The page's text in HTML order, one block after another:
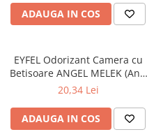
Produse Dezinfectante-
Antibacteriene
Baie
Bucatarie
Daunatoare
ADAUGA IN COS
EYFEL Odorizant Camera cu
Betisoare ANGEL MELEK (Anti
Tabac) 120 ml
20,34 Lei
ADAUGA IN COS